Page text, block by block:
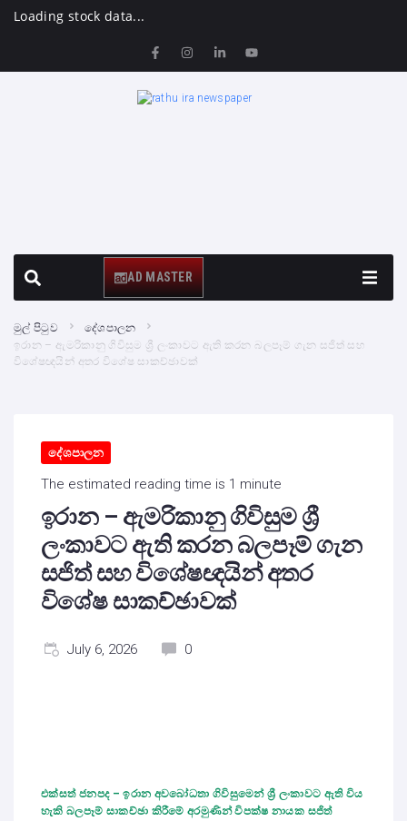
Loading stock data...
AD MASTER
මුල් පිටුව
දේශපාලන
ඉරාන – ඇමරිකානු ගිවිසුම ශ්‍රී ලංකාවට ඇති කරන බලපෑම් ගැන සජිත් සහ
විශේෂඥයින් අතර විශේෂ සාකච්ඡාවක්
දේශපාලන
The estimated reading time is 1 minute
ඉරාන – ඇමරිකානු ගිවිසුම ශ්‍රී
ලංකාවට ඇති කරන බලපෑම් ගැන
සජිත් සහ විශේෂඥයින් අතර
විශේෂ සාකච්ඡාවක්
July 6, 2026 0
එක්සත් ජනපද – ඉරාන අවබෝධතා ගිවිසුමෙන් ශ්‍රී ලංකාවට ඇති විය
හැකි බලපෑම් සාකච්ඡා කිරීමේ අරමුණින් විපක්ෂ නායක සජිත්